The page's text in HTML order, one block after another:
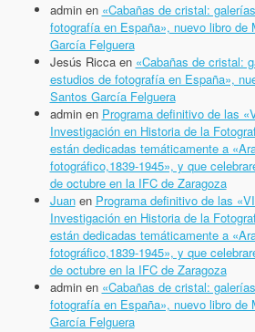
adminen «Cabañas de cristal:
fotografía en España», nuevo libro de
García Felguera
Jesús Riccaen «Cabañas de cristal:
estudios de fotografía en España»,
Santos García Felguera
adminen Programa definitivo de las
Investigación en Historia de la
están dedicadas temáticamente a
fotográfico,1839-1945», y que
de octubre en la IFC de Zaragoza
Juanen Programa definitivo de las
Investigación en Historia de la
están dedicadas temáticamente a
fotográfico,1839-1945», y que
de octubre en la IFC de Zaragoza
adminen «Cabañas de cristal:
fotografía en España», nuevo libro de
García Felguera